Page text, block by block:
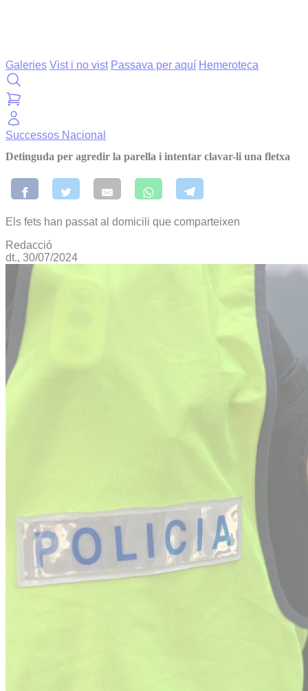
Galeries Vist i no vist Passava per aquí Hemeroteca
Successos Nacional
Detinguda per agredir la parella i intentar clavar-li una fletxa
Els fets han passat al domicili que comparteixen
Redacció
dt., 30/07/2024